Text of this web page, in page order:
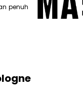
penuh